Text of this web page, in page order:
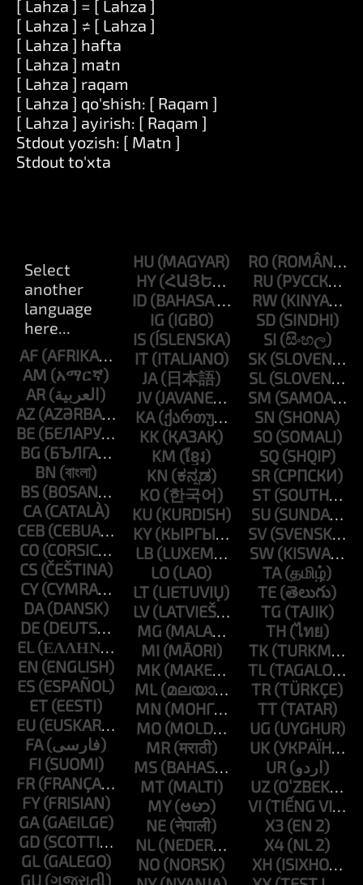
[ Lahza ] = [ Lahza ]
[ Lahza ] ≠ [ Lahza ]
[ Lahza ] hafta
[ Lahza ] matn
[ Lahza ] raqam
[ Lahza ] qo'shish: [ Raqam ]
[ Lahza ] ayirish: [ Raqam ]
Stdout yozish: [ Matn ]
Stdout to'xta
AF
AM
AR
AZ
BE
BG
BN
BS
CA
CEB
CO
CS
CY
DA
DE
EL
EN
ES
ET
EU
FA
FI
FR
FY
GA
GD
GL
GU
HU
HY
ID
IG
IS
IT
JA
JV
KA
KK
KM
KN
KO
KU
KY
LB
LO
LT
LV
MG
MI
MK
ML
MN
MO
MR
MS
MT
MY
NE
NL
NO
RO
RU
RW
SD
SI
SK
SL
SM
SN
SO
SQ
SR
ST
SU
SV
SW
TA
TE
TG
TH
TK
TL
TR
TT
UG
UK
UR
UZ
VI
X3
X4
XH